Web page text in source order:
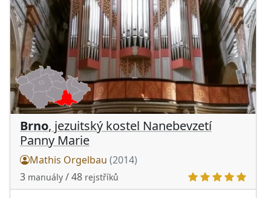
Brno, jezuitský kostel Nanebevzetí
Panny Marie
Mathis Orgelbau (2014)
3 manuály / 48 rejstříků